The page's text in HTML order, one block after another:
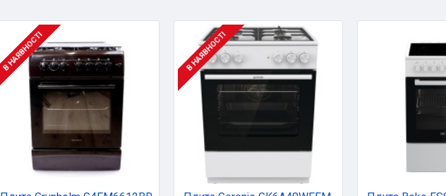
В НАЯВНОСТІ В НАЯВНОСТІ